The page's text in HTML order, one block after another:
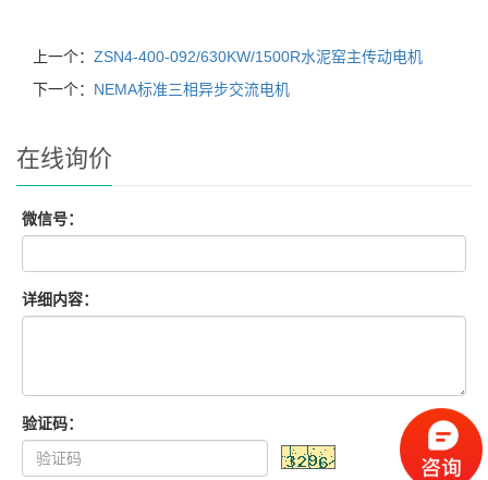
上一个： ZSN4-400-092/630KW/1500R水泥窑主传动电机
下一个： NEMA标准三相异步交流电机
在线询价
微信号：
详细内容：
验证码：